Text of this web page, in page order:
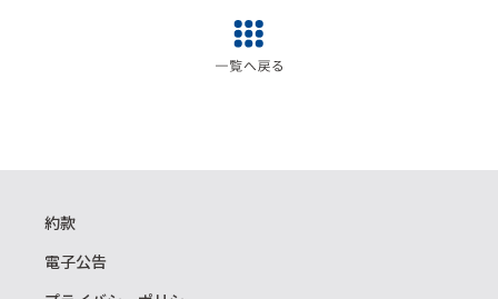
約款
電子公告